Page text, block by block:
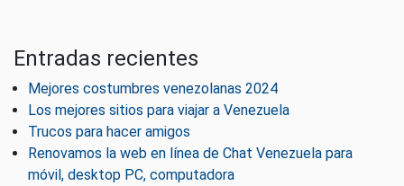
Entradas recientes
Mejores costumbres venezolanas 2024
Los mejores sitios para viajar a Venezuela
Trucos para hacer amigos
Renovamos la web en línea de Chat Venezuela para
móvil, desktop PC, computadora